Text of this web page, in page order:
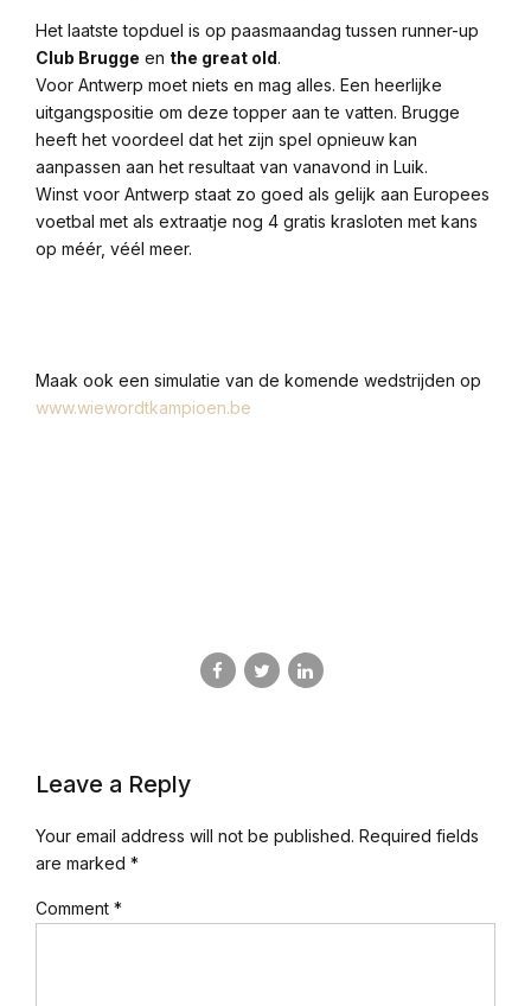
Het laatste topduel is op paasmaandag tussen runner-up
Club Brugge en the great old.
Voor Antwerp moet niets en mag alles. Een heerlijke
uitgangspositie om deze topper aan te vatten. Brugge
heeft het voordeel dat het zijn spel opnieuw kan
aanpassen aan het resultaat van vanavond in Luik.
Winst voor Antwerp staat zo goed als gelijk aan Europees
voetbal met als extraatje nog 4 gratis krasloten met kans
op méér, véél meer.
Maak ook een simulatie van de komende wedstrijden op
www.wiewordtkampioen.be
Leave a Reply
Your email address will not be published. Required fields
are marked *
Comment *